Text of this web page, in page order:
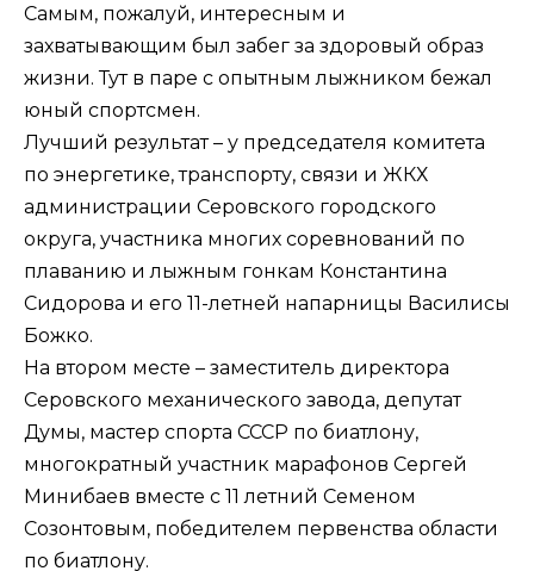
Самым, пожалуй, интересным и
захватывающим был забег за здоровый образ
жизни. Тут в паре с опытным лыжником бежал
юный спортсмен.
Лучший результат – у председателя комитета
по энергетике, транспорту, связи и ЖКХ
администрации Серовского городского
округа, участника многих соревнований по
плаванию и лыжным гонкам Константина
Сидорова и его 11-летней напарницы Василисы
Божко.
На втором месте – заместитель директора
Серовского механического завода, депутат
Думы, мастер спорта СССР по биатлону,
многократный участник марафонов Сергей
Минибаев вместе с 11 летний Семеном
Созонтовым, победителем первенства области
по биатлону.